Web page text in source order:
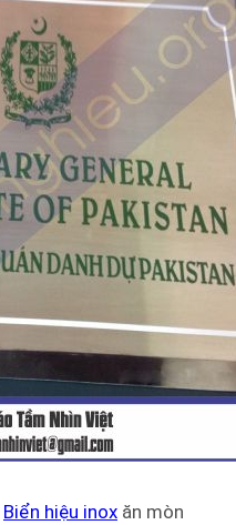
Biển hiệu inox ăn mòn